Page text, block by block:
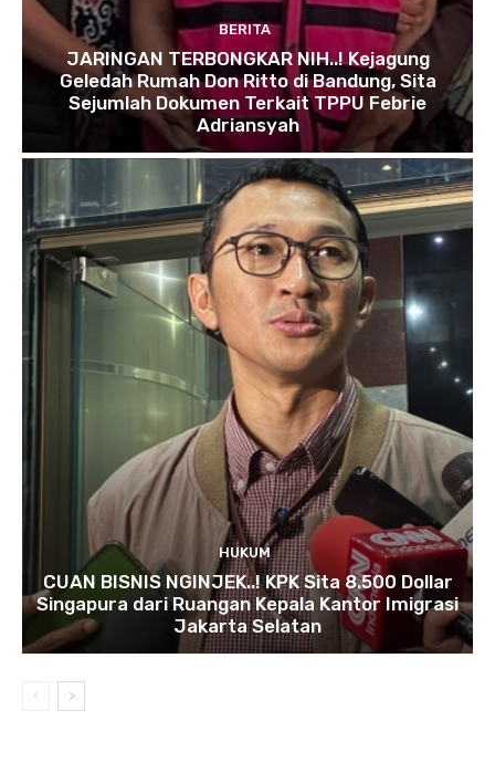
BERITA
JARINGAN TERBONGKAR NIH..! Kejagung
Geledah Rumah Don Ritto di Bandung, Sita
Sejumlah Dokumen Terkait TPPU Febrie
Adriansyah
HUKUM
CUAN BISNIS NGINJEK..! KPK Sita 8.500 Dollar
Singapura dari Ruangan Kepala Kantor Imigrasi
Jakarta Selatan